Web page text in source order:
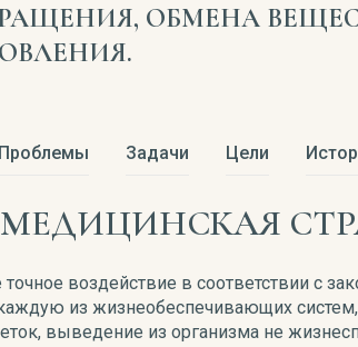
ОБМЕНА
Проблемы Задачи Цели
точное воздействие в соответствии с
из жизнеобеспечивающих
выведение из организма не